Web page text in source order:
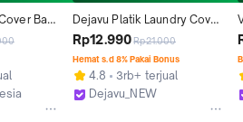
Baju
Anti
Dejavu Platik Laundry Cover
Pelindung Baju Resleting
Anti Debu HDK312
Rp12.990Rp21.000
Hemat s.d 8% Pakai Bonus
4.8
3rb+ terjual
Dejavu_NEW